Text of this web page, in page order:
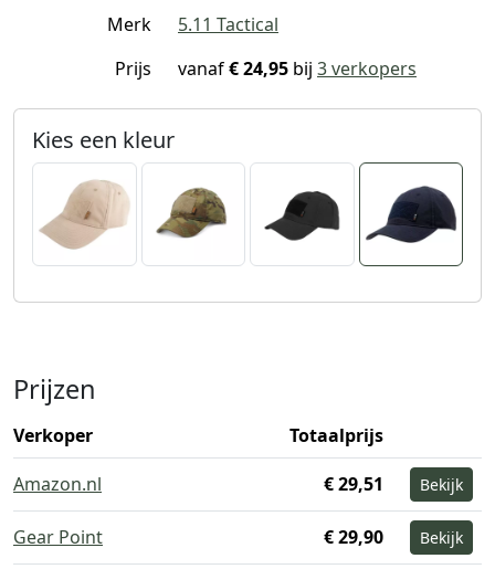
Merk
5.11 Tactical
Prijs
vanaf€ 24,95 bij 3 verkopers
Kies een kleur
Prijzen
Verkoper
Totaalprijs
Amazon.nl
€ 29,51 Bekijk
Gear Point € 29,90 Bekijk